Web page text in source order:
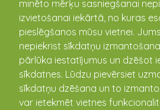
minēto mērķu sasniegšanai
izvietošanai iekārtā, no kuras
pieslēgšanos mūsu vietnei.
nepiekrist sīkdatņu
pārlūka iestatījumus un dzēšot
sīkdatnes. Lūdzu pievērsiet
sīkdatņu dzēšana un to
var ietekmēt vietnes